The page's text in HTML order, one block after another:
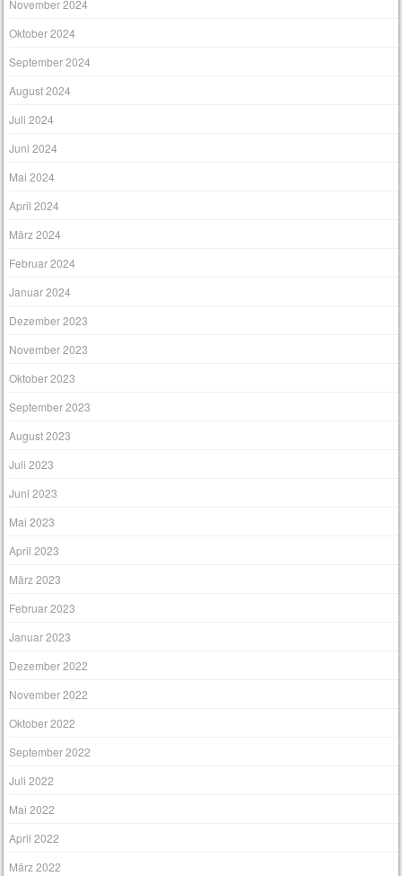
November 2024
Oktober 2024
September 2024
August 2024
Juli 2024
Juni 2024
Mai 2024
April 2024
März 2024
Februar 2024
Januar 2024
Dezember 2023
November 2023
Oktober 2023
September 2023
August 2023
Juli 2023
Juni 2023
Mai 2023
April 2023
März 2023
Februar 2023
Januar 2023
Dezember 2022
November 2022
Oktober 2022
September 2022
Juli 2022
Mai 2022
April 2022
März 2022